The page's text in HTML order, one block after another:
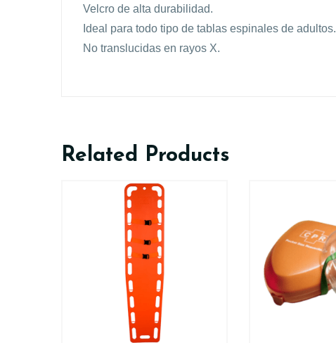
Velcro de alta durabilidad.
Ideal para todo tipo de tablas espinales de adultos.
No translucidas en rayos X.
Related Products